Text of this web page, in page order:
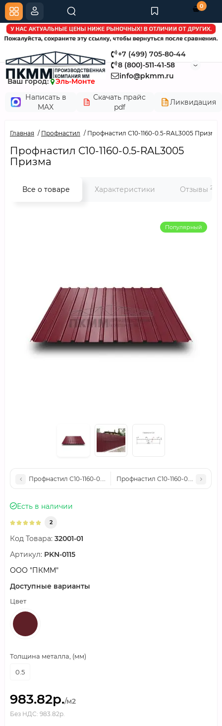
+7 (499) 705-80-44
8 (800)-511-41-58
info@pkmm.ru
Ваш город:
Эль-Монте
Написать в
MAX
Скачать прайс
pdf
Ликвидация
0
Главная Профнастил Профнастил С10-1160-0.5-RAL3005 Призма
Профнастил С10-1160-0.5-RAL3005
Призма
Все о товаре Характеристики Отзывы 2
Популярный
Профнастил С10-1160-0.5 RR32 NormanПрофнастил С10-1160-0.5-
Есть в наличии
2
Код Товара: 32001-01
Артикул: PKN-0115
ООО "ПКММ"
Доступные варианты
Цвет
Толщина металла, (мм)
0.5
983.82р./м2
Без НДС: 983.82р.